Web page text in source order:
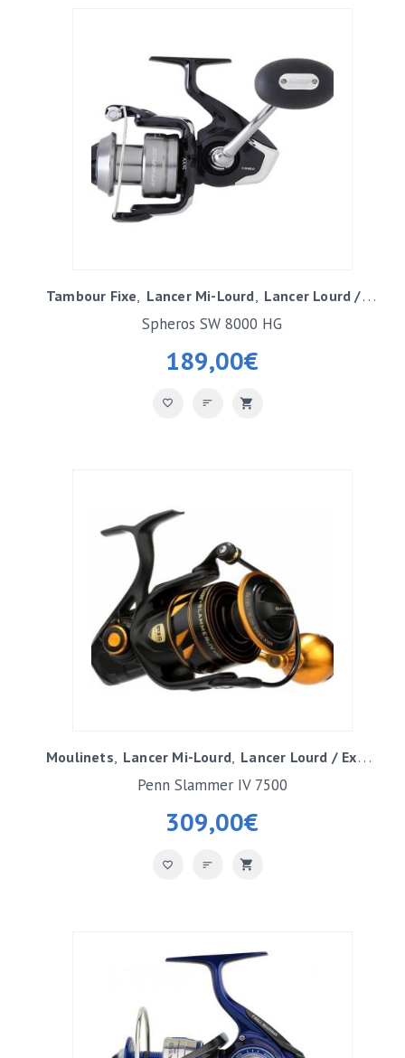
Tambour Fixe Lancer Mi-Lourd Lancer Lourd / Exotique
189,00€
Spheros SW 8000 HG
Moulinets Lancer Mi-Lourd Lancer Lourd / Exotique
309,00€
Penn Slammer IV 7500